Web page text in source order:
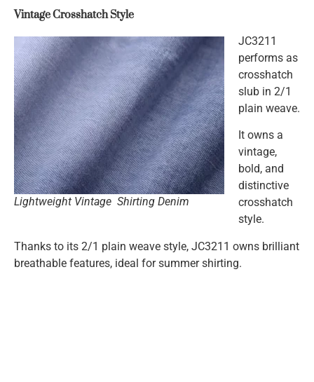
Vintage Crosshatch Style
Lightweight Vintage Shirting Denim
JC3211
performs as
crosshatch
slub in 2/1
plain weave.
It owns a
vintage,
bold, and
distinctive
crosshatch
style.
Thanks to its 2/1 plain weave style, JC3211 owns brilliant
breathable features, ideal for summer shirting.